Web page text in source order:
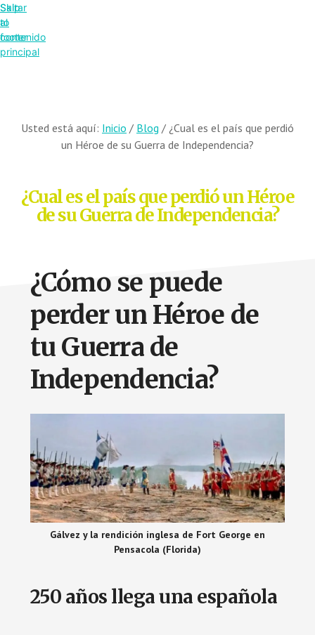
Saltar
al
contenido
principal
Skip
to
footer
Usted está aquí: Inicio / Blog / ¿Cual es el país que perdió
un Héroe de su Guerra de Independencia?
¿Cual es el país que perdió un Héroe
de su Guerra de Independencia?
¿Cómo se puede
perder un Héroe de
tu Guerra de
Independencia?
Gálvez y la rendición inglesa de Fort George en
Pensacola (Florida)
250 años llega una española